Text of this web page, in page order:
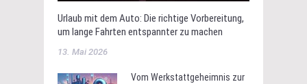
Urlaub mit dem Auto: Die richtige Vorbereitung,
um lange Fahrten entspannter zu machen
13. Mai 2026
Vom Werkstattgeheimnis zur